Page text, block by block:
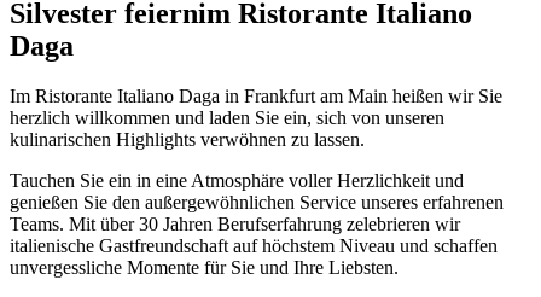
Silvester feiernim Ristorante Italiano
Daga
Im Ristorante Italiano Daga in Frankfurt am Main heißen wir Sie
herzlich willkommen und laden Sie ein, sich von unseren
kulinarischen Highlights verwöhnen zu lassen.
Tauchen Sie ein in eine Atmosphäre voller Herzlichkeit und
genießen Sie den außergewöhnlichen Service unseres erfahrenen
Teams. Mit über 30 Jahren Berufserfahrung zelebrieren wir
italienische Gastfreundschaft auf höchstem Niveau und schaffen
unvergessliche Momente für Sie und Ihre Liebsten.